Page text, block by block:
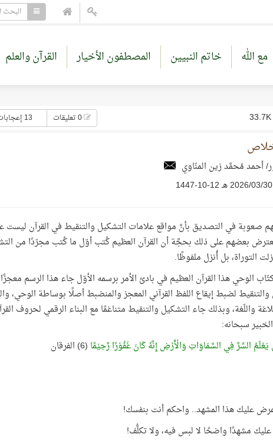
مع الله خاتم النبيين المصطفون الأخيار القرآن والعلم
13 إعجابات
أحمد مُحمَّد زين المنّاوي
30‏/03‏/2026 هـ 12-10-1447
صعوبة في التصديق بأنَّ مواقع علامات التشكيل والتنقيط في القرآن
بعضهم على ذلك بحجَّة أن القرآن العظيم كُتب أوّل ما كُتب مجرّدًا من
التوراة، بل أُنزل ملفوظًا.
الوحي هذا القرآن العظيم في بادئ الأمر برسمه الأوّل جاء هذا الرسم
لضبط إيقاع اللفظ القرآني المعجز والمنضبط أصلًا بوساطة الوحي،
واللّغة، وبذلك جاء التشكيل والتنقيط متناغمًا مع البناء الرقمي لحروف
سبحانه:
يَعْلَمُ السِّرَّ فِي السَّمَاوَاتِ وَالْأَرْضِ إِنَّهُ كَانَ غَفُوْرًا رَّحِيْمًا (6) الفرقان
عليك هذا المشهد.. واحكم أنت بنفسك!
مشهدًا واضحًا لا لبس فيه، ولا تكلُّف!